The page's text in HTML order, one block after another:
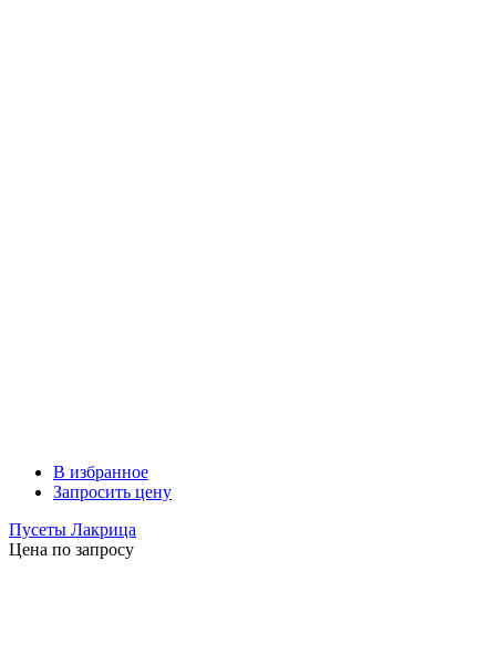
В избранное
Запросить цену
Пусеты Лакрица
Цена по запросу